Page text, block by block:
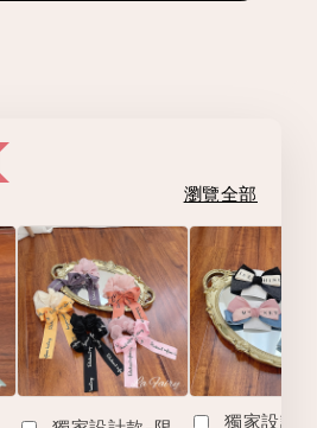
瀏覽全部
獨家設計